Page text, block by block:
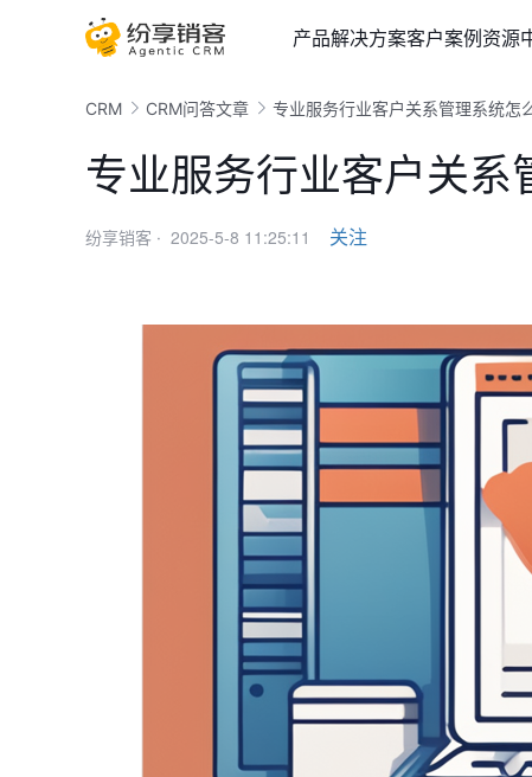
产品解决方案客户案例资源
CRM CRM问答文章 专业服务行业客户关系管理系统怎
专业服务行业客户关系
纷享销客 · 2025-5-8 11:25:11 关注